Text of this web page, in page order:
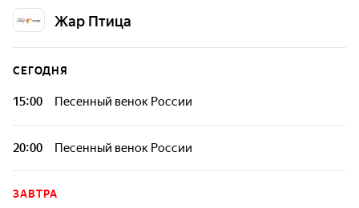
Жар Птица
СЕГОДНЯ
15:00 Песенный венок России
20:00 Песенный венок России
ЗАВТРА